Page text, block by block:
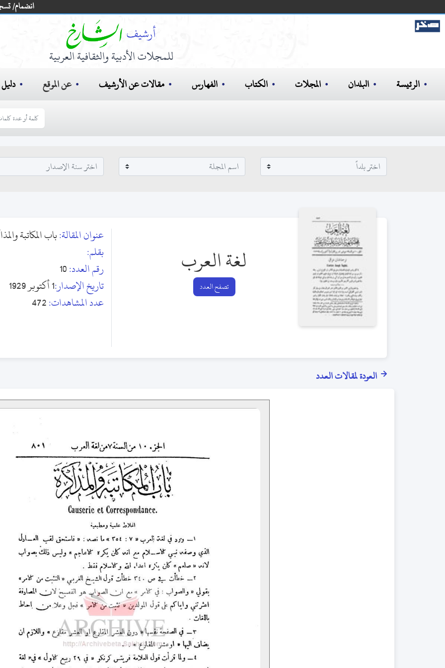
انضمام/
للمجلات الأدبية والثقافية العربية
الرئيسة البلدان المجلات الكتاب الفهارس مقالات عن الأرشيف عن الموقع دليل
لغة العرب
تصفح العدد
عنوان المقالة:باب المكاتبة
بقلم:
رقم العدد:10
تاريخ الإصدار:1 أكتوبر 1929
عدد المشاهدات:472
العودة لمقالات العدد